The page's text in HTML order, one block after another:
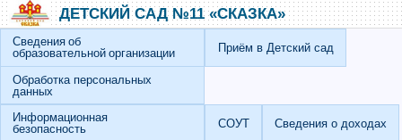
Перейти к основному содержанию
Skip to searchДЕТСКИЙ САД №11 «СКАЗКА»
Сведения об
образовательной организации
Приём в Детский сад
Обработка персональных
данных
Информационная
безопасность
СОУТ Сведения о доходах